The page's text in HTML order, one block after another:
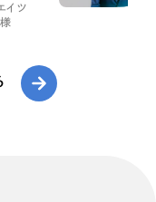
イツ